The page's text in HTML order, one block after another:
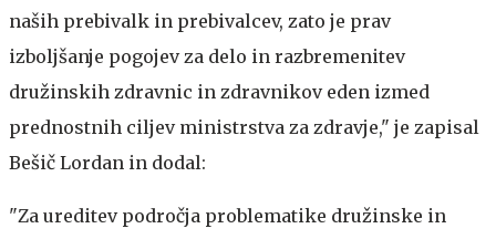
naših prebivalk in prebivalcev, zato je prav
izboljšanje pogojev za delo in razbremenitev
družinskih zdravnic in zdravnikov eden izmed
prednostnih ciljev ministrstva za zdravje," je zapisal
Bešič Lordan in dodal:
"Za ureditev področja problematike družinske in